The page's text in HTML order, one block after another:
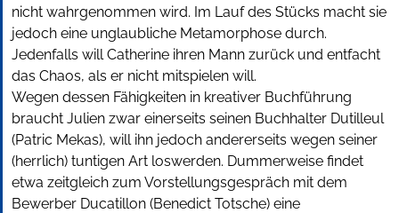
nicht wahrgenommen wird. Im Lauf des Stücks macht sie
jedoch eine unglaubliche Metamorphose durch.
Jedenfalls will Catherine ihren Mann zurück und entfacht
das Chaos, als er nicht mitspielen will.
Wegen dessen Fähigkeiten in kreativer Buchführung
braucht Julien zwar einerseits seinen Buchhalter Dutilleul
(Patric Mekas), will ihn jedoch andererseits wegen seiner
(herrlich) tuntigen Art loswerden. Dummerweise findet
etwa zeitgleich zum Vorstellungsgespräch mit dem
Bewerber Ducatillon (Benedict Totsche) eine